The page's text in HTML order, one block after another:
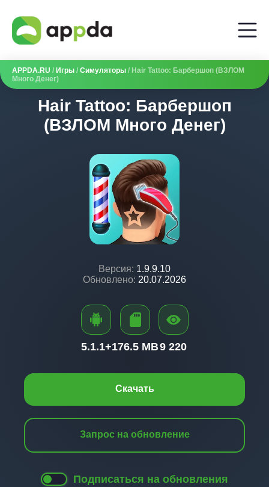
APPDA.RU / Игры / Симуляторы / Hair Tattoo: Барбершоп (ВЗЛОМ
Много Денег)
Hair Tattoo: Барбершоп
(ВЗЛОМ Много Денег)
Версия: 1.9.9.10
Обновлено: 20.07.2026
Скачать
Запрос на обновление
Подписаться на обновления
5.1.1+176.5 MB9 220